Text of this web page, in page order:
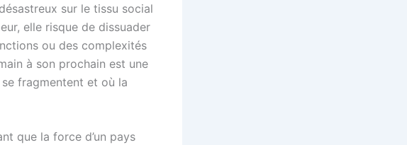
sur le tissu social
elle risque de dissuader
ou des complexités
à son prochain est une
fragmentent et où la
que la force d’un pays